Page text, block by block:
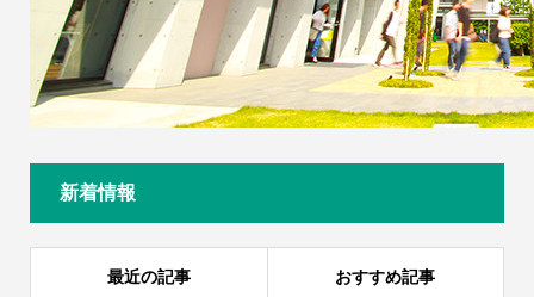
新着情報
最近の記事 おすすめ記事